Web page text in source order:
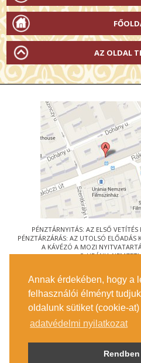
Annak érdekében, hogy a
felhasználói élményt
oldalunk sütiket (cookie-
adatvédelmi nyilatkozat
Rendben
AZ OLDAL
PÉNZTÁRNYITÁS: AZ ELSŐ VETÍTÉS
PÉNZTÁRZÁRÁS: AZ UTOLSÓ ELŐADÁS
A KÁVÉZÓ A MOZI
© URÁNIA
1088 BUDAPEST,
ÍRJON
KÖZÉRDEKŰ